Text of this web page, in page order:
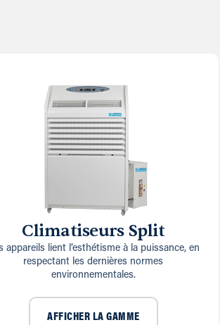
Climatiseurs Split
appareils lient l’esthétisme à la puissance, en
respectant les dernières normes
environnementales.
AFFICHER LA GAMME